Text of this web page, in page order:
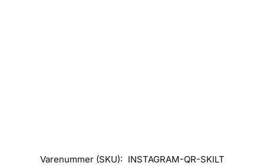
Varenummer (SKU): INSTAGRAM-QR-SKILT